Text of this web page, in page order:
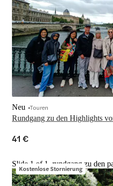
Rundgang zu den Highlights
Neu Touren
41 €
Kostenlose Stornierung
Slide 1 of 1, rundgang zu den